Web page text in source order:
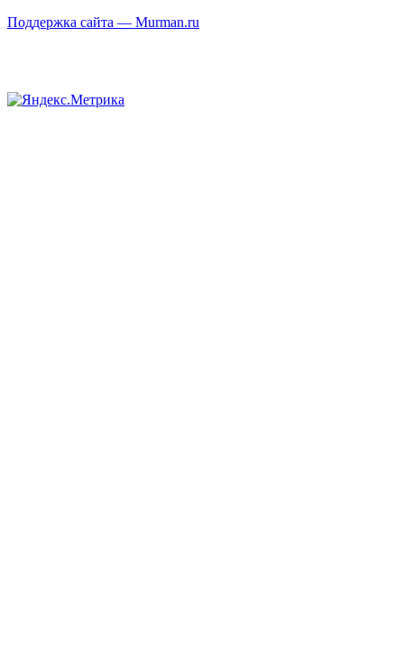
Поддержка сайта — Murman.ru